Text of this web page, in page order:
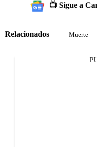
📺 Sigue a
Relacionados Muerte